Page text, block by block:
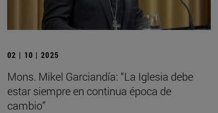
02 | 10 | 2025
Mons. Mikel Garciandía: “La Iglesia debe
estar siempre en continua época de
cambio”